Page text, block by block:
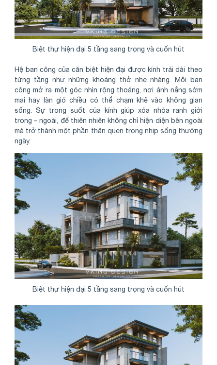
Biệt thự hiện đại 5 tầng sang trọng và cuốn hút
Hệ ban công của căn biệt hiện đại được kính trải dài theo
từng tầng như những khoảng thở nhẹ nhàng. Mỗi ban
công mở ra một góc nhìn rộng thoáng, nơi ánh nắng sớm
mai hay làn gió chiều có thể chạm khẽ vào không gian
sống. Sự trong suốt của kính giúp xóa nhòa ranh giới
trong – ngoài, để thiên nhiên không chỉ hiện diện bên ngoài
mà trở thành một phần thân quen trong nhịp sống thường
ngày.
Biệt thự hiện đại 5 tầng sang trọng và cuốn hút